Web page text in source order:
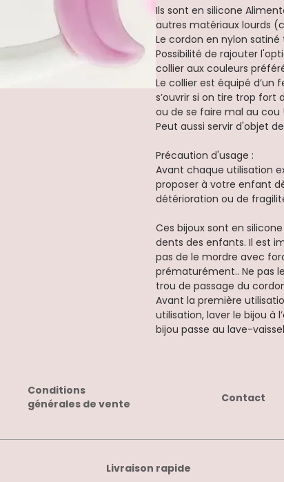
Ils sont en silicone
autres matériaux lourds
Le cordon en nylon
Possibilité de rajouter
collier aux couleurs
Le collier est équipé
s’ouvrir si on tire trop fort
ou de se faire mal au cou !
Peut aussi servir d'objet
Précaution d'usage :
Avant chaque utilisation
proposer à votre enfant
détérioration ou de
Ces bijoux sont en
dents des enfants. Il est
pas de le mordre avec
prématurément.. Ne pas
trou de passage du
Avant la première
utilisation, laver le bijou à
bijou passe au lave-
Conditions
générales de vente
Contact
Livraison rapide